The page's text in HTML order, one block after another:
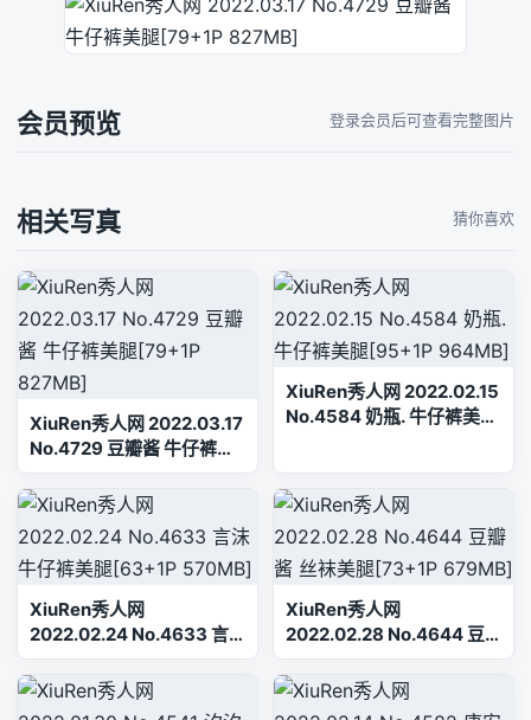
会员预览 登录会员后可查看完整图片
相关写真 猜你喜欢
XiuRen秀人网 2022.03.17
No.4729 豆瓣酱 牛仔裤美
腿[79+1P 827MB]
XiuRen秀人网 2022.02.15
No.4584 奶瓶. 牛仔裤美腿
XiuRen秀人网
2022.02.24 No.4633 言
沫 牛仔裤美腿[63+1P
570MB]
XiuRen秀人网
2022.02.28 No.4644 豆
瓣酱 丝袜美腿[73+1P
679MB]